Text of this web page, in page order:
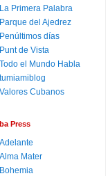
La Primera Palabra
Parque del Ajedrez
Penúltimos días
Punt de Vista
Todo el Mundo Habla
tumiamiblog
Valores Cubanos
Press
Adelante
Alma Mater
Bohemia